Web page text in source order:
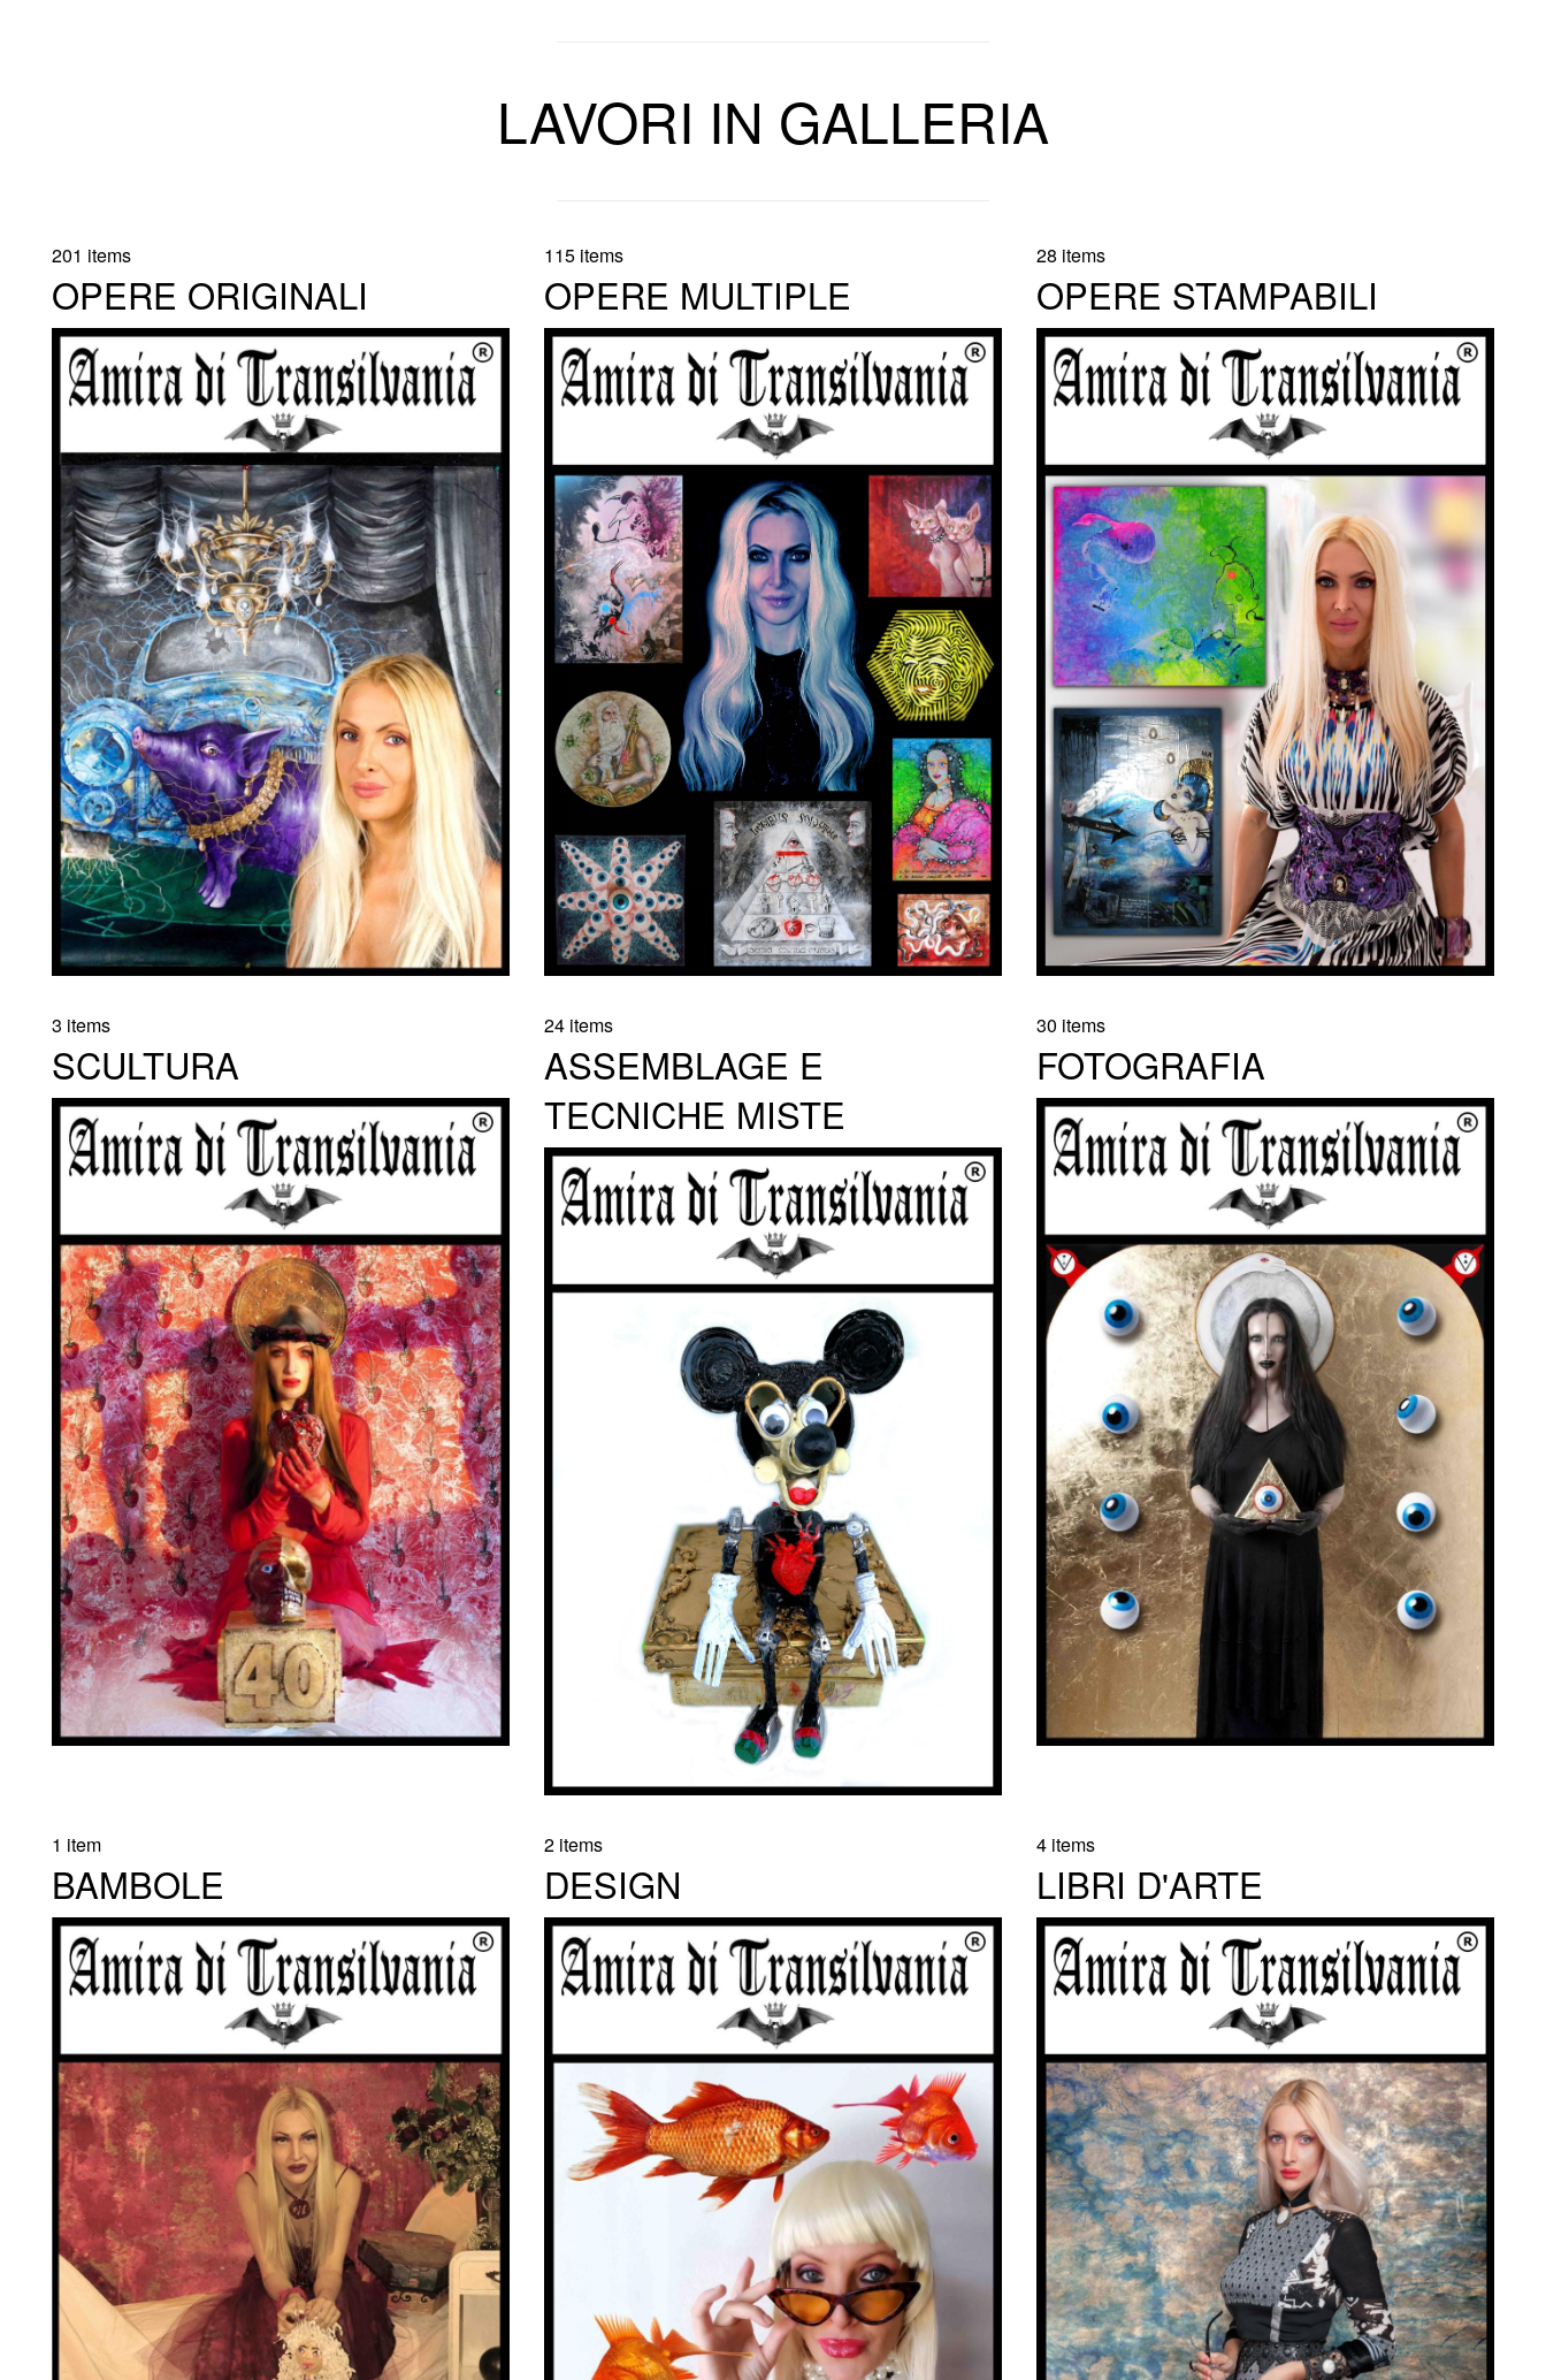
LAVORI IN GALLERIA
201 items
OPERE ORIGINALI
115 items
OPERE MULTIPLE
28 items
OPERE STAMPABILI
3 items
SCULTURA
24 items
ASSEMBLAGE E
TECNICHE MISTE
30 items
FOTOGRAFIA
1 item
BAMBOLE
2 items
DESIGN
4 items
LIBRI D'ARTE